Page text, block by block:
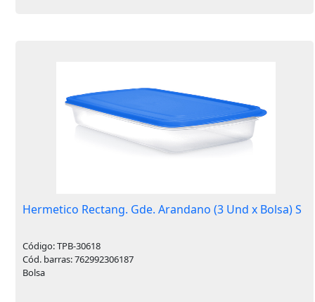
Hermetico Rectang. Gde. Arandano (3 Und x Bolsa) S
Código: TPB-30618
Cód. barras: 762992306187
Bolsa